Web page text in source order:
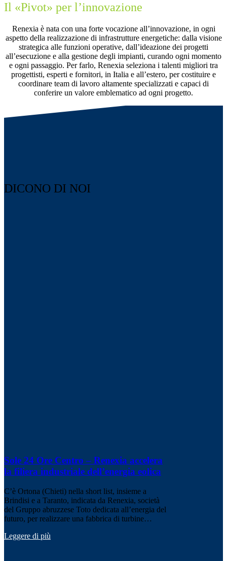
Il «Pivot» per l’innovazione
Renexia è nata con una forte vocazione all’innovazione, in ogni
aspetto della realizzazione di infrastrutture energetiche: dalla visione
strategica alle funzioni operative, dall’ideazione dei progetti
all’esecuzione e alla gestione degli impianti, curando ogni momento
e ogni passaggio. Per farlo, Renexia seleziona i talenti migliori tra
progettisti, esperti e fornitori, in Italia e all’estero, per costituire e
coordinare team di lavoro altamente specializzati e capaci di
conferire un valore emblematico ad ogni progetto.
DICONO DI NOI
Sole 24 Ore Centro – Renexia accelera
la filiera industriale dell’energia eolica
C’è Ortona (Chieti) nella short list, insieme a
Brindisi e a Taranto, indicata da Renexia, società
del Gruppo abruzzese Toto dedicata all’energia del
futuro, per realizzare una fabbrica di turbine…
Leggere di più